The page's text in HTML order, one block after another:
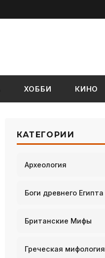
ХОББИ КИНО
КАТЕГОРИИ
Археология
Боги древнего Египта
Британские Мифы
Греческая мифология